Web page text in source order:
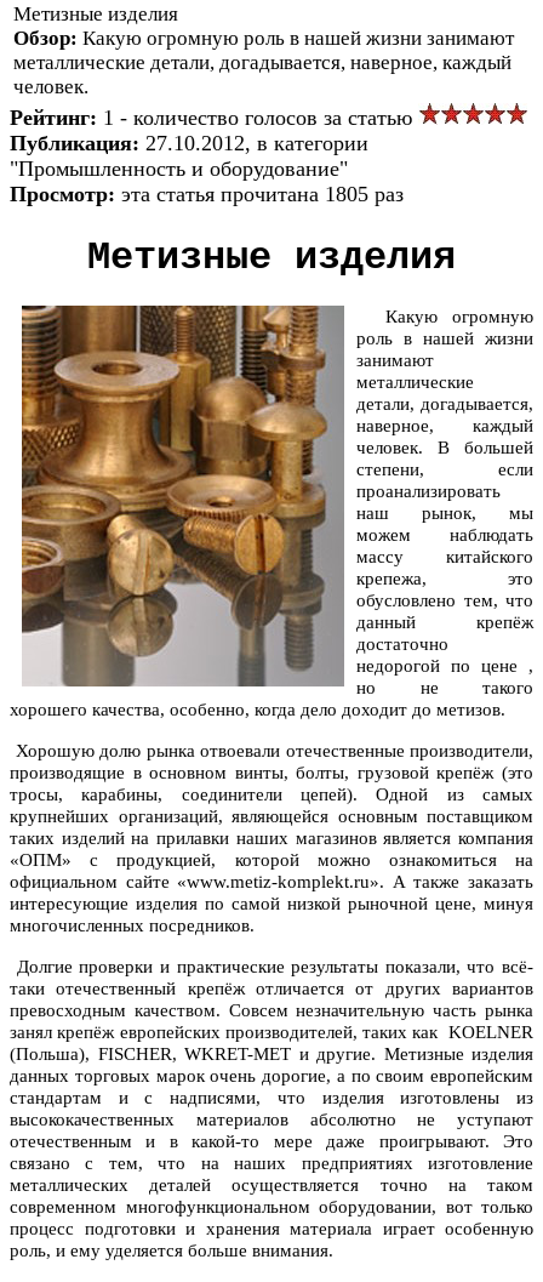
Метизные изделия
Обзор: Какую огромную роль в нашей жизни занимают
металлические детали, догадывается, наверное, каждый
человек.
Рейтинг: 1 - количество голосов за статью
Публикация: 27.10.2012, в категории
"Промышленность и оборудование"
Просмотр: эта статья прочитана 1805 раз
Метизные изделия
Какую огромную
роль в нашей жизни
занимают
металлические
детали, догадывается,
наверное, каждый
человек. В большей
степени, если
проанализировать
наш рынок, мы
можем наблюдать
массу китайского
крепежа, это
обусловлено тем, что
данный крепёж
достаточно
недорогой по цене ,
но не такого
хорошего качества, особенно, когда дело доходит до метизов.
Хорошую долю рынка отвоевали отечественные производители,
производящие в основном винты, болты, грузовой крепёж (это
тросы, карабины, соединители цепей). Одной из самых
крупнейших организаций, являющейся основным поставщиком
таких изделий на прилавки наших магазинов является компания
«ОПМ» с продукцией, которой можно ознакомиться на
официальном сайте «www.metiz-komplekt.ru». А также заказать
интересующие изделия по самой низкой рыночной цене, минуя
многочисленных посредников.
Долгие проверки и практические результаты показали, что всё-
таки отечественный крепёж отличается от других вариантов
превосходным качеством. Совсем незначительную часть рынка
занял крепёж европейских производителей, таких как KOELNER
(Польша), FISCHER, WKRET-MET и другие. Метизные изделия
данных торговых марок очень дорогие, а по своим европейским
стандартам и с надписями, что изделия изготовлены из
высококачественных материалов абсолютно не уступают
отечественным и в какой-то мере даже проигрывают. Это
связано с тем, что на наших предприятиях изготовление
металлических деталей осуществляется точно на таком
современном многофункциональном оборудовании, вот только
процесс подготовки и хранения материала играет особенную
роль, и ему уделяется больше внимания.